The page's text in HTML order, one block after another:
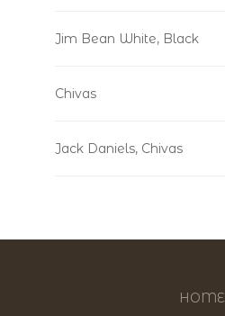
Jim Bean White, Black
Chivas
Jack Daniels, Chivas
HOME